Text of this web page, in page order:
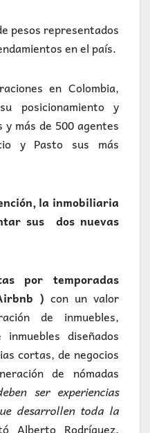
pesos representados
en el país.
en Colombia,
posicionamiento y
y más de 500 agentes
y Pasto sus más
la inmobiliaria
sus dos nuevas
por temporadas
) con un valor
de inmuebles,
diseñados
cortas, de negocios
de nómadas
ser experiencias
desarrollen toda la
Alberto Rodríguez,